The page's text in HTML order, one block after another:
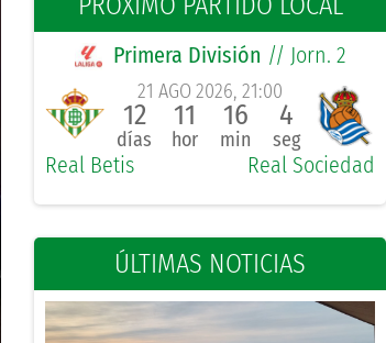
Primera División // Jorn. 2
Real Betis
21 AGO 2026, 21:00
12
días
11
hor
16
min
3
seg
Real Sociedad
ÚLTIMAS NOTICIAS